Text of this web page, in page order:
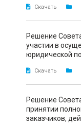
Скачать
Решение
участии в
юридической
Скачать
Решение
принятии
заказчиков,